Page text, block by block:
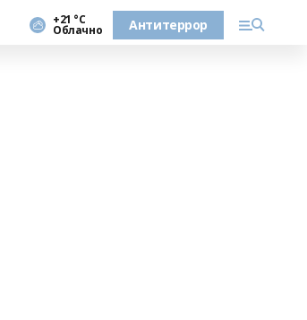
+21 °С
Облачно Антитеррор